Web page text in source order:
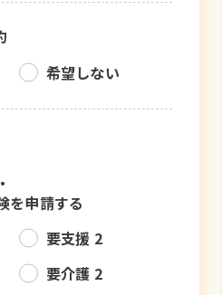
希望しない
を申請する
要支援 2
要介護 2